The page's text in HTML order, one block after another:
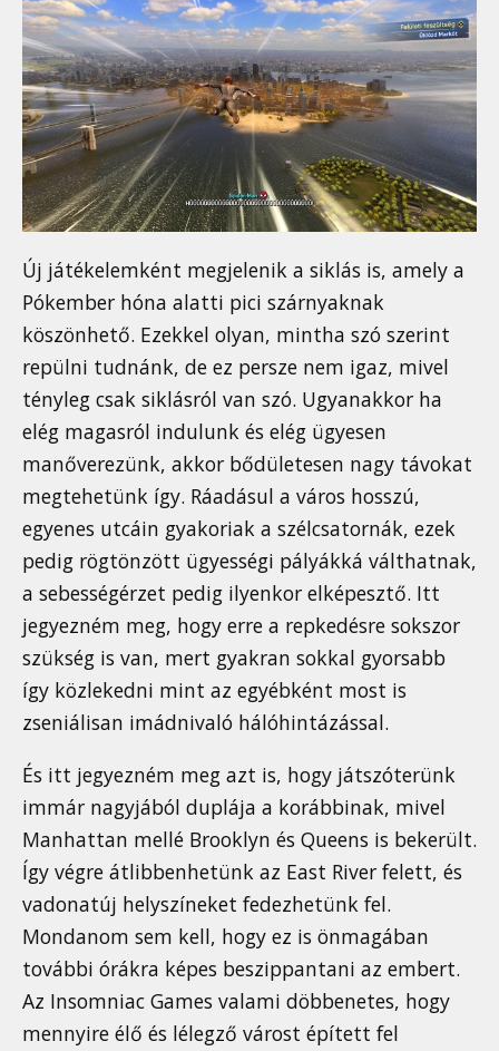
Új játékelemként megjelenik a siklás is, amely a
Pókember hóna alatti pici szárnyaknak
köszönhető. Ezekkel olyan, mintha szó szerint
repülni tudnánk, de ez persze nem igaz, mivel
tényleg csak siklásról van szó. Ugyanakkor ha
elég magasról indulunk és elég ügyesen
manőverezünk, akkor bődületesen nagy távokat
megtehetünk így. Ráadásul a város hosszú,
egyenes utcáin gyakoriak a szélcsatornák, ezek
pedig rögtönzött ügyességi pályákká válthatnak,
a sebességérzet pedig ilyenkor elképesztő. Itt
jegyezném meg, hogy erre a repkedésre sokszor
szükség is van, mert gyakran sokkal gyorsabb
így közlekedni mint az egyébként most is
zseniálisan imádnivaló hálóhintázással.
És itt jegyezném meg azt is, hogy játszóterünk
immár nagyjából duplája a korábbinak, mivel
Manhattan mellé Brooklyn és Queens is bekerült.
Így végre átlibbenhetünk az East River felett, és
vadonatúj helyszíneket fedezhetünk fel.
Mondanom sem kell, hogy ez is önmagában
további órákra képes beszippantani az embert.
Az Insomniac Games valami döbbenetes, hogy
mennyire élő és lélegző várost épített fel